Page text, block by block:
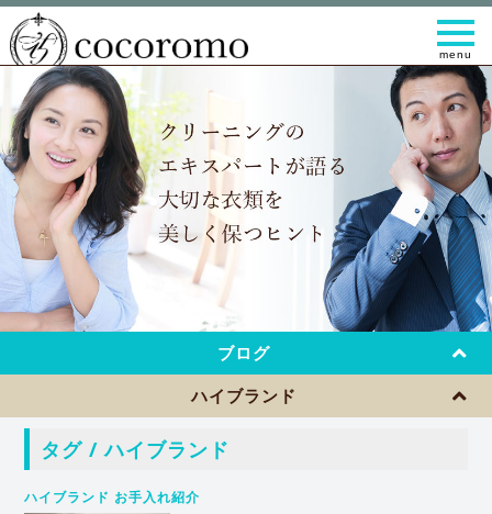
t
o
g
g
l
e
n
a
v
i
g
a
t
i
o
n
ブログ
ハイブランド
タグ / ハイブランド
ハイブランド お手入れ紹介